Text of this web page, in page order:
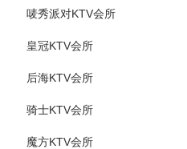
唛秀派对KTV会所
皇冠KTV会所
后海KTV会所
骑士KTV会所
魔方KTV会所